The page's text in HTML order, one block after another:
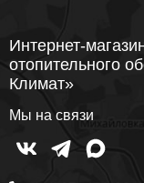
Интернет-
отопительного
Климат»
Мы на связи